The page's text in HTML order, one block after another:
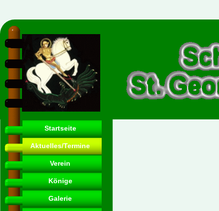
Startseite
Aktuelles/Termine
Verein
Könige
Galerie